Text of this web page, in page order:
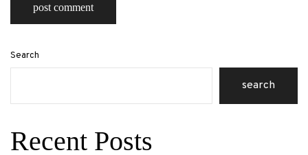
Search
search
Recent Posts